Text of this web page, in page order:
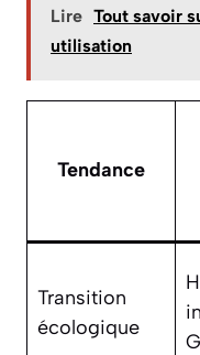
Lire Tout savoir
utilisation
Tendance
Transition
écologique